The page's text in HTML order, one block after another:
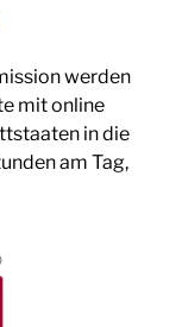
werden
mit online
in die
am Tag,